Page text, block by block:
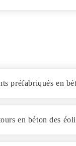
préfabriqués en
en béton des